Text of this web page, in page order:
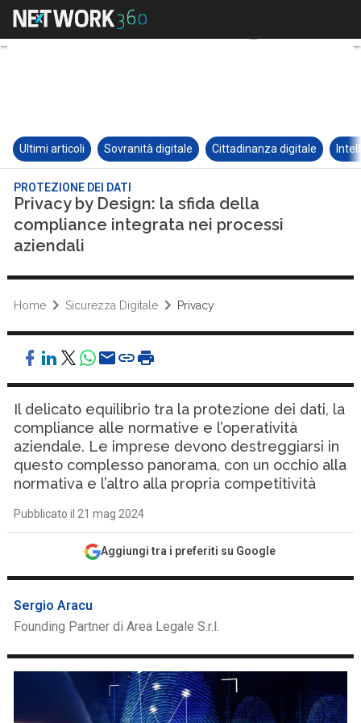
Ultimi articoli Sovranità digitale Cittadinanza digitale
PROTEZIONE DEI DATI
Privacy by Design: la sfida della
compliance integrata nei processi
aziendali
Home Sicurezza Digitale Privacy
Il delicato equilibrio tra la protezione dei dati, la
compliance alle normative e l’operatività
aziendale. Le imprese devono destreggiarsi in
questo complesso panorama, con un occhio alla
normativa e l’altro alla propria competitività
Pubblicato il 21 mag 2024
Aggiungi tra i preferiti su Google
Sergio Aracu
Founding Partner di Area Legale S.r.l.